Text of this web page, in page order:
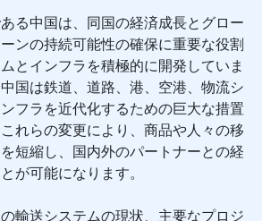
る中国は、同国の経済成長とグロー
ンの持続可能性の確保に重要な役割
とインフラを積極的に開発していま
国は鉄道、道路、港、空港、物流シ
フラを近代化するための巨大な措置
れらの変更により、商品や人々の移
短縮し、国内外のパートナーとの経
が可能になります。
輸送システムの現状、主要なプロジ